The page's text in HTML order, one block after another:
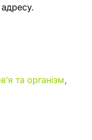
та організм,